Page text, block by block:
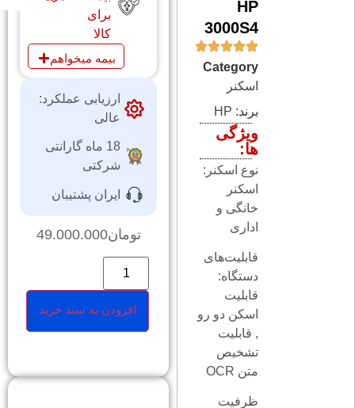
برای
کالا
بیمه میخواهم
ارزیابی عملکرد:
عالی
18 ماه گارانتی
شرکتی
ایران پشتیبان
تومان49.000.000
افزودن به سبد خرید
HP
3000S4
Category
اسکنر
برند: HP
ویژگی
ها:
نوع اسکنر:
اسکنر
خانگی و
اداری
قابلیت‌های
دستگاه:
قابلیت
اسکن دو رو
, قابلیت
تشخیص
متن OCR
ظرفیت